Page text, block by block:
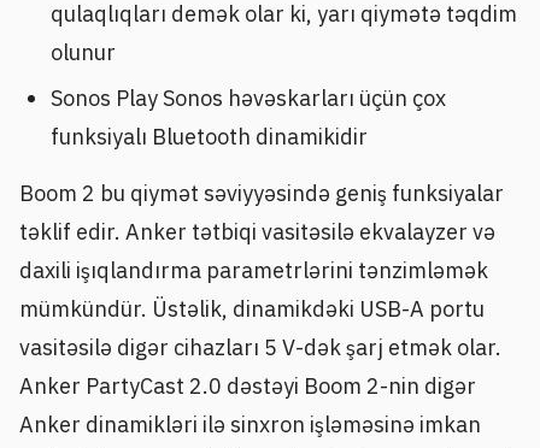
qulaqlıqları demək olar ki, yarı qiymətə təqdim
olunur
Sonos Play Sonos həvəskarları üçün çox
funksiyalı Bluetooth dinamikidir
Boom 2 bu qiymət səviyyəsində geniş funksiyalar
təklif edir. Anker tətbiqi vasitəsilə ekvalayzer və
daxili işıqlandırma parametrlərini tənzimləmək
mümkündür. Üstəlik, dinamikdəki USB-A portu
vasitəsilə digər cihazları 5 V-dək şarj etmək olar.
Anker PartyCast 2.0 dəstəyi Boom 2-nin digər
Anker dinamikləri ilə sinxron işləməsinə imkan